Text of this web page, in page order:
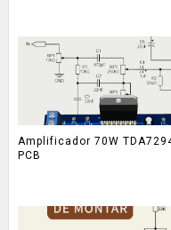
Amplificador 70W
PCB